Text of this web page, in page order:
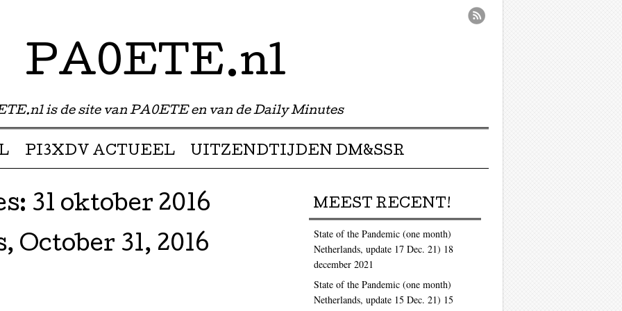
PA0ETE.nl
is de site van PA0ETE en van de Daily Minutes
PI3XDV ACTUEEL UITZENDTIJDEN DM&SSR
31 oktober 2016
31, 2016
MEEST RECENT!
State of the Pandemic (one month)
Netherlands, update 17 Dec. 21) 18
december 2021
State of the Pandemic (one month)
Netherlands, update 15 Dec. 21) 15